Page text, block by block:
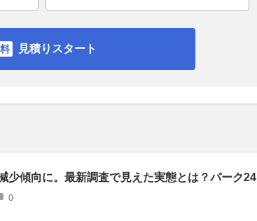
見積りスタート
少傾向に。最新調査で見えた実態とは？パーク24
0